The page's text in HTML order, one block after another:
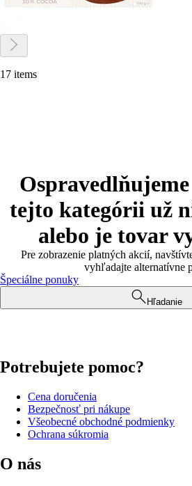
17 items
tejto kategórii už
alebo je tovar
Pre zobrazenie platných akcií,
vyhľadajte alternatívne
Špeciálne ponuky
Hľadanie
Potrebujete pomoc?
Cena doručenia
Bezpečnosť pri nákupe
Všeobecné obchodné podmienky
Ochrana súkromia
O nás